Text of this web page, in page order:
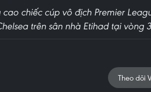
chiếc cúp vô địch Premier
trên sân nhà Etihad tại vòng
Theo dõi